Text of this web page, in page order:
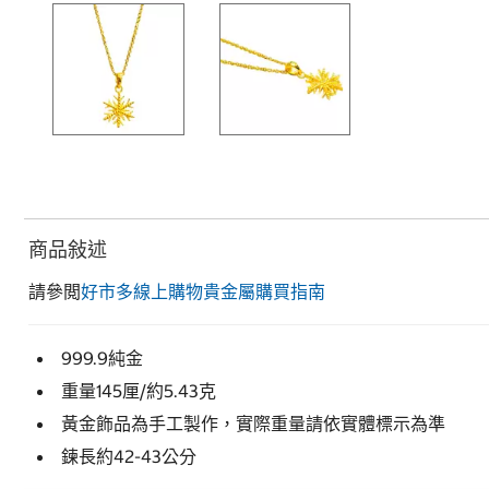
商品敍述
請參閲好市多線上購物貴金屬購買指南
999.9純金
重量145厘/約5.43克
黃金飾品為手工製作，實際重量請依實體標示為準
鍊長約42-43公分